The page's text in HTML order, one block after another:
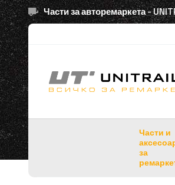
Части за авторемаркета -
Части и
за